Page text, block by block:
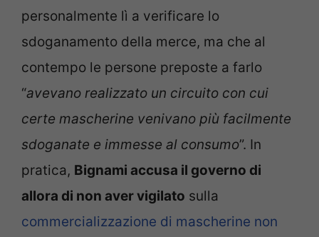
personalmente lì a verificare lo
sdoganamento della merce, ma che al
contempo le persone preposte a farlo
“avevano realizzato un circuito con cui
certe mascherine venivano più facilmente
sdoganate e immesse al consumo”. In
pratica, Bignami accusa il governo di
allora di non aver vigilato sulla
commercializzazione di mascherine non